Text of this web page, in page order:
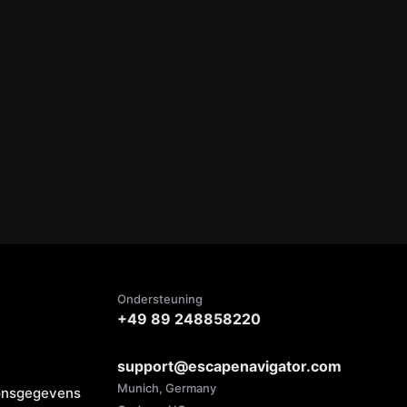
Ondersteuning
+49 89 248858220
support@escapenavigator.com
Munich, Germany